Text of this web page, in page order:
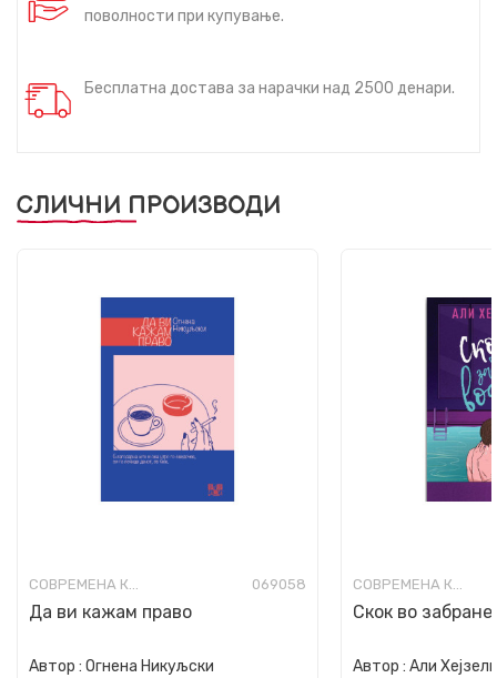
поволности при купување.
Бесплатна достава за нарачки над 2500 денари.
СЛИЧНИ ПРОИЗВОДИ
СОВРЕМЕНА КНИЖЕВНОСТ 069058
Да ви кажам право
Автор : Огнена Никуљски
СОВРЕМЕНА КНИЖЕВНОСТ
Скок во
Автор : Али